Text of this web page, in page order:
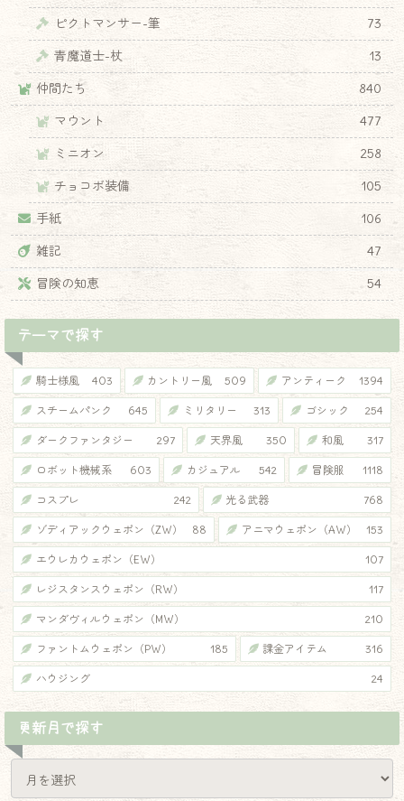
ピクトマンサー-筆
73
青魔道士-杖
13
仲間たち
840
マウント
477
ミニオン
258
チョコボ装備
105
手紙
106
雑記
47
冒険の知恵
54
テーマで探す
騎士様風 403 カントリー風 509 アンティーク 1394
スチームパンク 645 ミリタリー 313 ゴシック 254
ダークファンタジー 297 天界風 350 和風 317
ロボット機械系 603 カジュアル 542 冒険服 1118
コスプレ 242 光る武器 768
ゾディアックウェポン（ZW） 88 アニマウェポン（AW） 153
エウレカウェポン（EW） 107
レジスタンスウェポン（RW） 117
マンダヴィルウェポン（MW） 210
ファントムウェポン（PW） 185 課金アイテム 316
ハウジング 24
更新月で探す